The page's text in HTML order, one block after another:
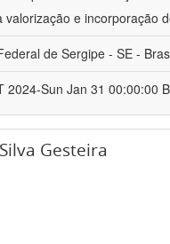
e incorporação
de Sergipe - SE -
2024-Sun Jan 31 00:00:00
Gesteira